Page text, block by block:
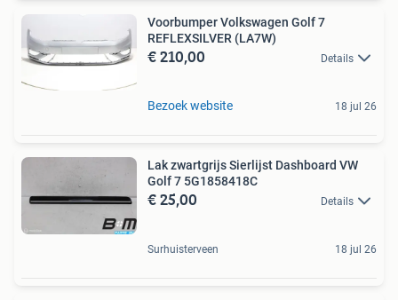
Voorbumper Volkswagen Golf 7
REFLEXSILVER (LA7W)
€ 210,00 Details
Bezoek website 18 jul 26
Lak zwartgrijs Sierlijst Dashboard VW
Golf 7 5G1858418C
€ 25,00 Details
Surhuisterveen 18 jul 26